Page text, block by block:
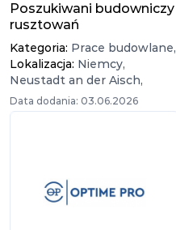
Poszukiwani budowniczy
rusztowań
Kategoria: Prace budowlane,
Lokalizacja: Niemcy,
Neustadt an der Aisch,
Data dodania: 03.06.2026